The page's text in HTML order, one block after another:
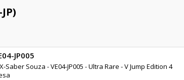
JP005
Saber Souza - VE04-JP005 - Ultra Rare - V Jump Edition 4